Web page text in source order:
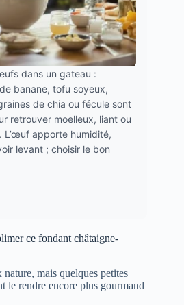
dans un gateau :
banane, tofu soyeux,
de chia ou fécule sont
retrouver moelleux, liant ou
L’œuf apporte humidité,
levant ; choisir le bon
ce fondant châtaigne-
mais quelques petites
le rendre encore plus gourmand